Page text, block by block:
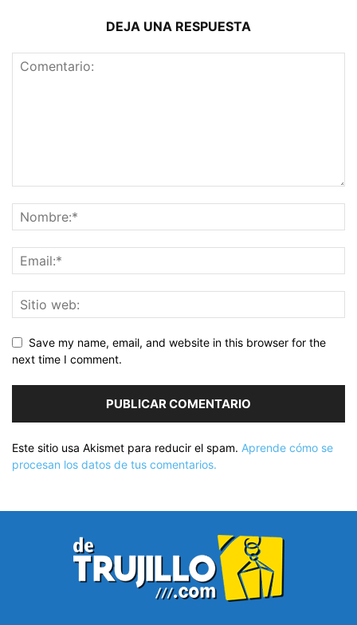
DEJA UNA RESPUESTA
Save my name, email, and website in this browser for the
next time I comment.
Este sitio usa Akismet para reducir el spam. Aprende cómo se
procesan los datos de tus comentarios.